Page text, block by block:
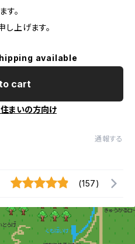
す。
上げます。
available
cart
まいの方向け
通報する
(157)